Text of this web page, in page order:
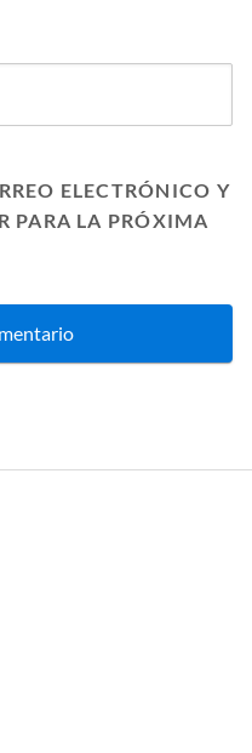
ELECTRÓNICO Y
PARA LA PRÓXIMA